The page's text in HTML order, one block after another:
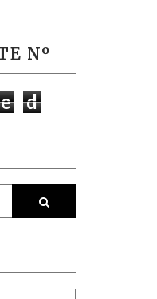
Nº
e d